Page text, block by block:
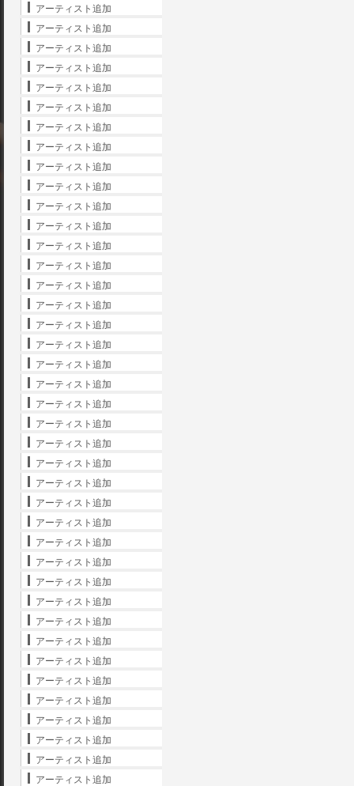
アーティスト追加
アーティスト追加
アーティスト追加
アーティスト追加
アーティスト追加
アーティスト追加
アーティスト追加
アーティスト追加
アーティスト追加
アーティスト追加
アーティスト追加
アーティスト追加
アーティスト追加
アーティスト追加
アーティスト追加
アーティスト追加
アーティスト追加
アーティスト追加
アーティスト追加
アーティスト追加
アーティスト追加
アーティスト追加
アーティスト追加
アーティスト追加
アーティスト追加
アーティスト追加
アーティスト追加
アーティスト追加
アーティスト追加
アーティスト追加
アーティスト追加
アーティスト追加
アーティスト追加
アーティスト追加
アーティスト追加
アーティスト追加
アーティスト追加
アーティスト追加
アーティスト追加
アーティスト追加